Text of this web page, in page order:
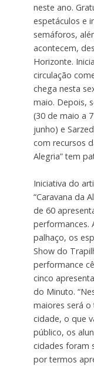
neste ano.
espetáculos e
semáforos,
acontecem,
Horizonte.
circulação
chega nesta
maio. Depois,
(30 de maio a
junho) e
com recursos
Alegria” tem
Iniciativa do
“Caravana da
de 60
performances.
palhaço, os
Show do
performance
cinco
do Minuto.
maiores será
cidade, o que
público, os
cidades foram
por termos